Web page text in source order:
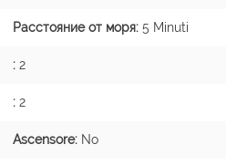
Расстояние от моря: 5 Minuti
: 2
: 2
Ascensore: No